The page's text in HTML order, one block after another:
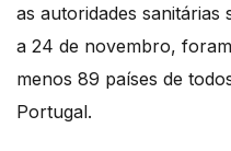
as autoridades
a 24 de novembro,
menos 89 países de
Portugal.